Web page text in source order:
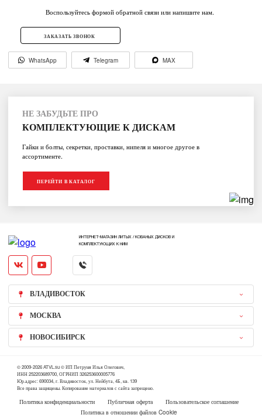
Воспользуйтесь формой обратной связи или напишите нам.
ЗАКАЗАТЬ ЗВОНОК
WhatsApp Telegram MAX
НЕ ЗАБУДЬТЕ ПРО
КОМПЛЕКТУЮЩИЕ К ДИСКАМ
Гайки и болты, секретки, проставки, нипеля и многое другое в
ассортименте.
ПЕРЕЙТИ В КАТАЛОГ
ИНТЕРНЕТ-МАГАЗИН ЛИТЫХ / КОВАНЫХ ДИСКОВ И
КОМПЛЕКТУЮЩИХ К НИМ
ВЛАДИВОСТОК
МОСКВА
НОВОСИБИРСК
© 2009-2026 ATVL.su © ИП Петруня Илья Олегович,
ИНН 252203689700, ОГРНИП 326253600005776
Юр.адрес: 690034, г. Владивосток, ул. Нейбута, 4Б, кв. 139
Все права защищены. Копирование материалов с сайта запрещено.
Политика конфиденциальности Публичная оферта
Пользовательское соглашение
Политика в отношении файлов Cookie